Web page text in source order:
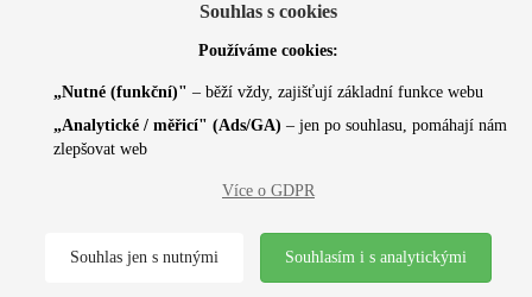
© 2026 Czechcore.cz | Scripted by Sonic (
Souhlas s cookies
Používáme cookies:
„Nutné (funkční)" – běží vždy, zajišťují základní funkce webu
„Analytické / měřicí" (Ads/GA) – jen po souhlasu, pomáhají nám
zlepšovat web
Více o GDPR
Souhlas jen s nutnými Souhlasím i s analytickými